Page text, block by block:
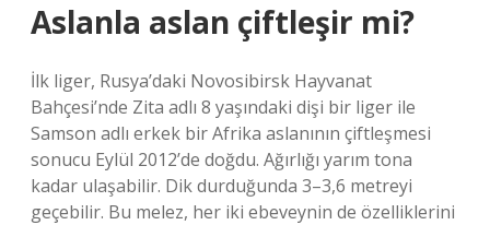
Aslanla aslan çiftleşir mi?
İlk liger, Rusya’daki Novosibirsk Hayvanat
Bahçesi’nde Zita adlı 8 yaşındaki dişi bir liger ile
Samson adlı erkek bir Afrika aslanının çiftleşmesi
sonucu Eylül 2012’de doğdu. Ağırlığı yarım tona
kadar ulaşabilir. Dik durduğunda 3–3,6 metreyi
geçebilir. Bu melez, her iki ebeveynin de özelliklerini